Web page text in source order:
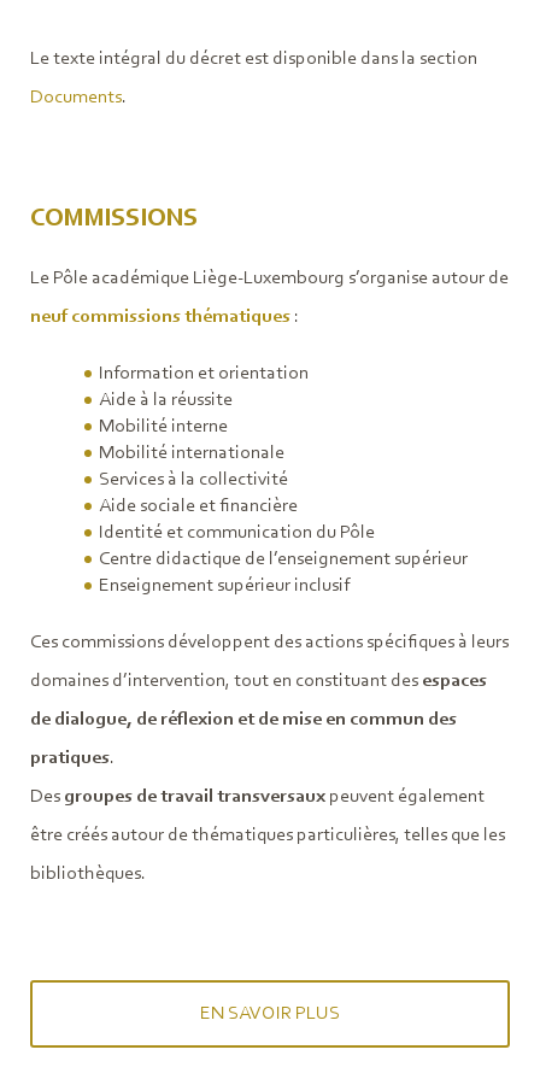
Le texte intégral du décret est disponible dans la section
Documents.
COMMISSIONS
Le Pôle académique Liège-Luxembourg s’organise autour de
neuf commissions thématiques :
Information et orientation
Aide à la réussite
Mobilité interne
Mobilité internationale
Services à la collectivité
Aide sociale et financière
Identité et communication du Pôle
Centre didactique de l’enseignement supérieur
Enseignement supérieur inclusif
Ces commissions développent des actions spécifiques à leurs
domaines d’intervention, tout en constituant des espaces
de dialogue, de réflexion et de mise en commun des
pratiques.
Des groupes de travail transversaux peuvent également
être créés autour de thématiques particulières, telles que les
bibliothèques.
EN SAVOIR PLUS